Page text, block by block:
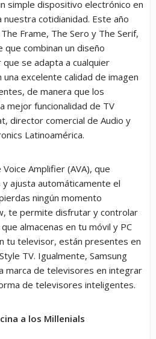
simple dispositivo electrónico en
cotidianidad. Este año
Frame, The Sero y The Serif,
combinan un diseño
se adapta a cualquier
excelente calidad de imagen
de manera que los
mejor funcionalidad de TV
director comercial de Audio y
Latinoamérica.
Amplifier (AVA), que
ajusta automáticamente el
ningún momento
te permite disfrutar y controlar
almacenas en tu móvil y PC
tu televisor, están presentes en
TV. Igualmente, Samsung
marca de televisores en integrar
de televisores inteligentes.
a los Millenials